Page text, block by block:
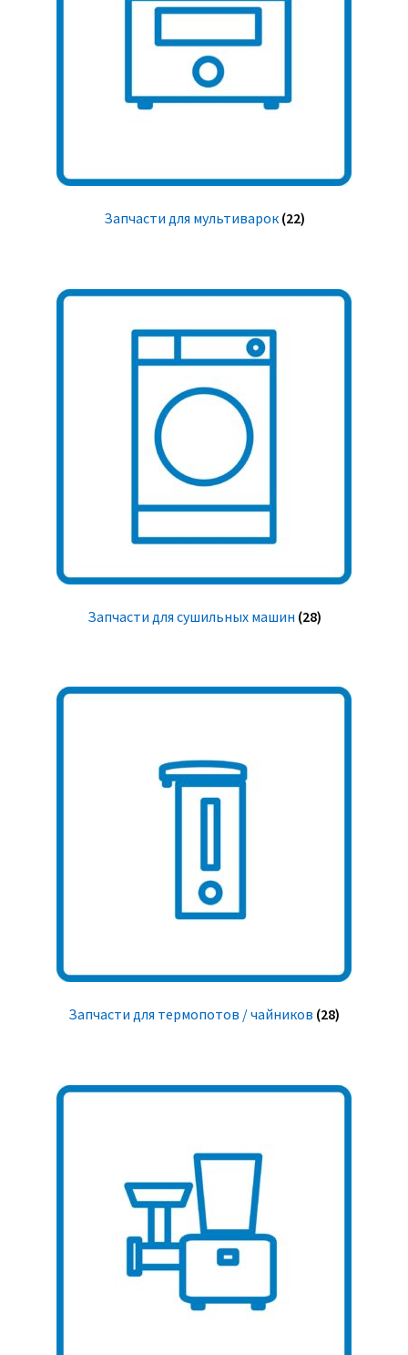
Запчасти для мультиварок (22)
Запчасти для сушильных машин (28)
Запчасти для термопотов / чайников (28)